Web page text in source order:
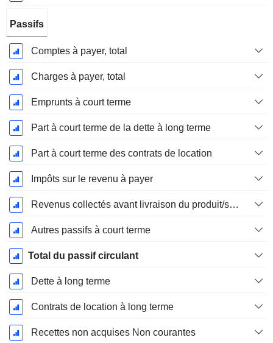
Passifs
Comptes à payer, total
Charges à payer, total
Emprunts à court terme
Part à court terme de la dette à long terme
Part à court terme des contrats de location
Impôts sur le revenu à payer
Revenus collectés avant livraison du produit/service
Autres passifs à court terme
Total du passif circulant
Dette à long terme
Contrats de location à long terme
Recettes non acquises Non courantes